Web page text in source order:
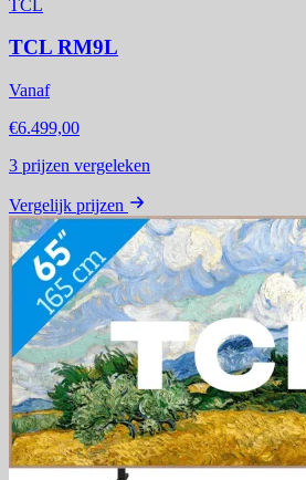
TCL
TCL RM9L
Vanaf
€6.499,00
3 prijzen vergeleken
Vergelijk prijzen